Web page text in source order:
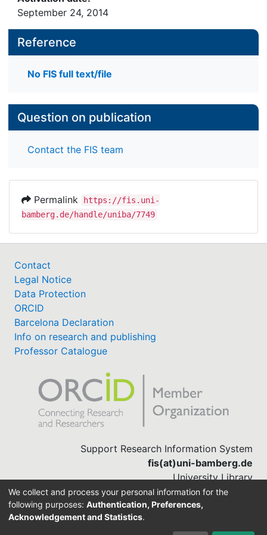
September 24, 2014
Reference
No FIS full text/file
Question on publication
Contact the FIS team
Permalink
https://fis.uni-
bamberg.de/handle/uniba/7749
Contact
Legal Notice
Data Protection
ORCID
Barcelona Declaration
Info on research and publishing
Professor Catalogue
Support Research Information System
fis(at)uni-bamberg.de
University Library
(0951) 863-1568
We collect and process your personal information for the
following purposes: Authentication, Preferences,
Acknowledgement and Statistics.